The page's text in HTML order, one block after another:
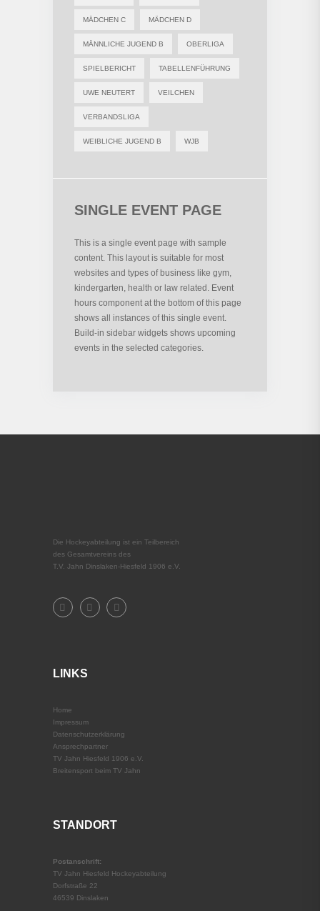
MÄDCHEN C MÄDCHEN D
MÄNNLICHE JUGEND B OBERLIGA
SPIELBERICHT TABELLENFÜHRUNG
UWE NEUTERT VEILCHEN
VERBANDSLIGA
WEIBLICHE JUGEND B WJB
SINGLE EVENT PAGE
This is a single event page with sample
content. This layout is suitable for most
websites and types of business like gym,
kindergarten, health or law related. Event
hours component at the bottom of this page
shows all instances of this single event.
Build-in sidebar widgets shows upcoming
events in the selected categories.
Die Hockeyabteilung ist ein Teilbereich
des Gesamtvereins des
T.V. Jahn Dinslaken-Hiesfeld 1906 e.V.
LINKS
Home
Impressum
Datenschutz­erklärung
Ansprechpartner
TV Jahn Hiesfeld 1906 e.V.
Breitensport beim TV Jahn
STANDORT
Postanschrift:
TV Jahn Hiesfeld Hockeyabteilung
Dorfstraße 22
46539 Dinslaken